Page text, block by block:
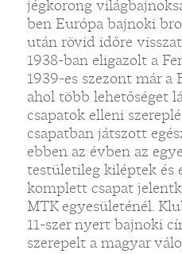
jégkorong
ben Európa bajnoki
után rövid időre
1938-ban eligazolt a
1939-es szezont már a
ahol több lehetőséget
csapatok elleni
csapatban játszott
ebben az évben az
testületileg kiléptek és
komplett csapat
MTK egyesületénél.
11-szer nyert bajnoki
szerepelt a magyar